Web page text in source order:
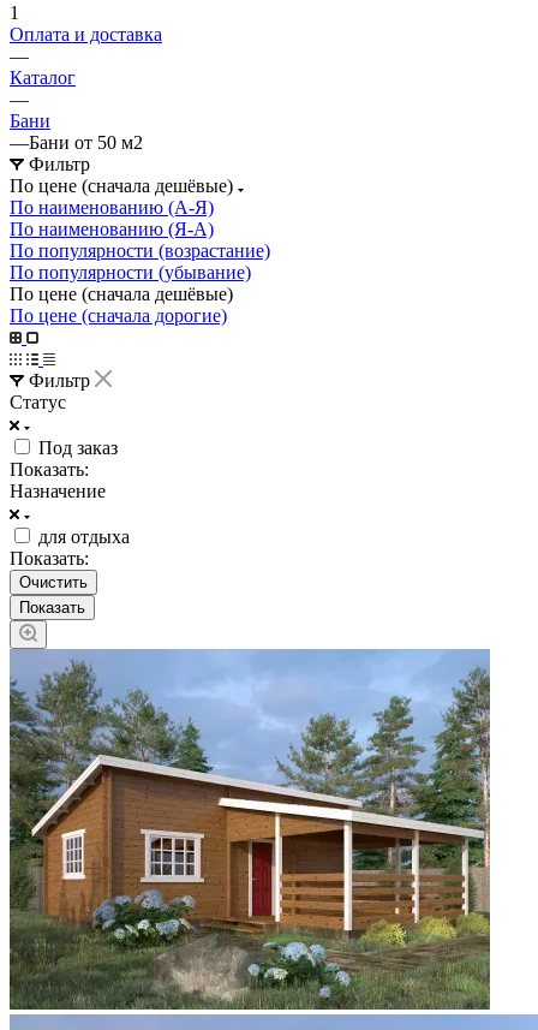
1
Оплата и доставка
—
Каталог
—
Бани
—Бани от 50 м2
Фильтр
По цене (сначала дешёвые)
По наименованию (А-Я)
По наименованию (Я-А)
По популярности (возрастание)
По популярности (убывание)
По цене (сначала дешёвые)
По цене (сначала дорогие)
Фильтр
Статус
Под заказ
Показать:
Назначение
для отдыха
Показать:
Очистить